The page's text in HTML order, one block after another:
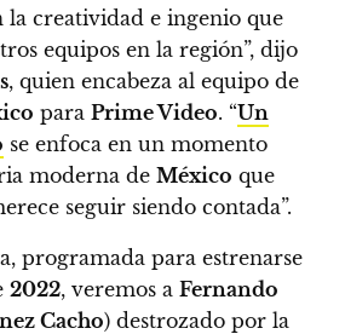
la creatividad e ingenio que
equipos en la región”, dijo
, quien encabeza al equipo de
para Prime Video. “Un
se enfoca en un momento
moderna de México que
seguir siendo contada”.
programada para estrenarse
2022, veremos a Fernando
Cacho) destrozado por la